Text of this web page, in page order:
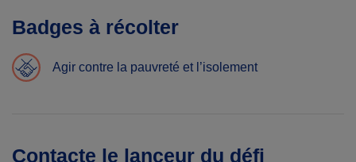
Badges à récolter
Agir contre la pauvreté et l’isolement
Contacte le lanceur du défi